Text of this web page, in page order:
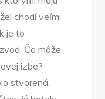
chodí veľmi
je to
Čo môže
izbe?
stvorená.